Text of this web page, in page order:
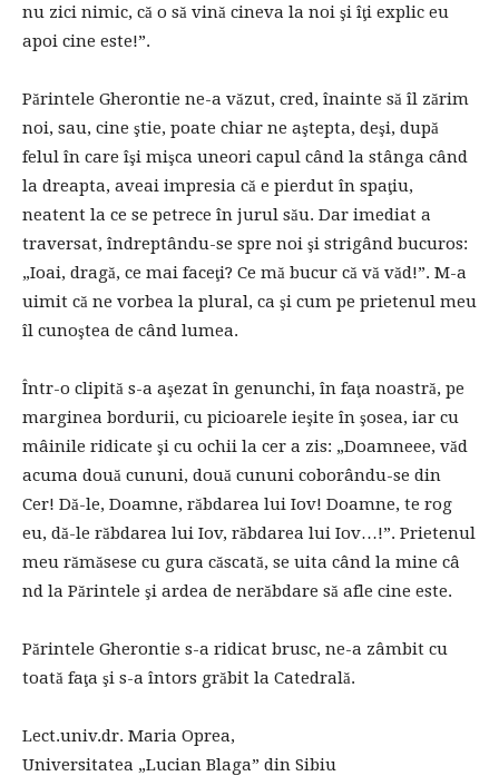
nu zici nimic, că o să vină cineva la noi şi îţi explic eu
apoi cine este!”.
Părintele Gherontie ne-a văzut, cred, înainte să îl zărim
noi, sau, cine ştie, poate chiar ne aştepta, deşi, după
felul în care îşi mişca uneori capul când la stânga când
la dreapta, aveai impresia că e pierdut în spaţiu,
neatent la ce se petrece în jurul său. Dar imediat a
traversat, îndreptându-se spre noi şi strigând bucuros:
„Ioai, dragă, ce mai faceţi? Ce mă bucur că vă văd!”. M-a
uimit că ne vorbea la plural, ca şi cum pe prietenul meu
îl cunoştea de când lumea.
Într-o clipită s-a aşezat în genunchi, în faţa noastră, pe
marginea bordurii, cu picioarele ieşite în şosea, iar cu
mâinile ridicate şi cu ochii la cer a zis: „Doamneee, văd
acuma două cununi, două cununi coborându-se din
Cer! Dă-le, Doamne, răbdarea lui Iov! Doamne, te rog
eu, dă-le răbdarea lui Iov, răbdarea lui Iov…!”. Prietenul
meu rămăsese cu gura căscată, se uita când la mine câ
nd la Părintele şi ardea de nerăbdare să afle cine este.
Părintele Gherontie s-a ridicat brusc, ne-a zâmbit cu
toată faţa şi s-a întors grăbit la Catedrală.
Lect.univ.dr. Maria Oprea,
Universitatea „Lucian Blaga” din Sibiu